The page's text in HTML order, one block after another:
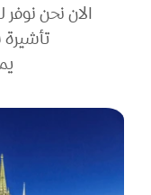
الان نحن